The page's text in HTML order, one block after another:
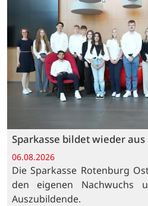
Sparkasse bildet wieder aus
06.08.2026
Die Sparkasse Rotenburg
den eigenen Nachwuchs
Auszubildende.